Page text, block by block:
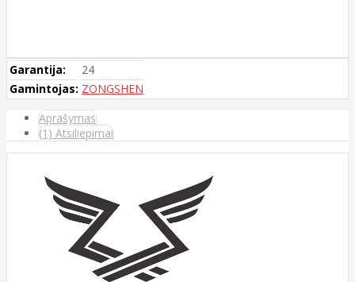
Garantija:
24
Gamintojas: ZONGSHEN
Aprašymas
(1) Atsiliepimai